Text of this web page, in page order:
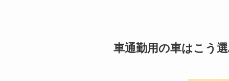
車通勤用の車はこう